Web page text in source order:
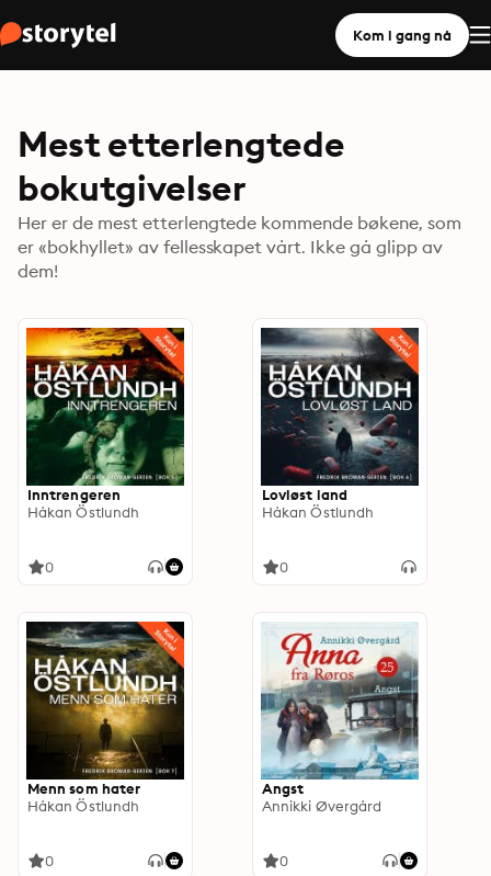
Kom i gang nå
Mest etterlengtede
bokutgivelser
Her er de mest etterlengtede kommende bøkene, som
er «bokhyllet» av fellesskapet vårt. Ikke gå glipp av
dem!
Inntrengeren
Håkan Östlundh
0
Lovløst land
Håkan Östlundh
0
Menn som hater
Håkan Östlundh
0
Angst
Annikki Øvergård
0